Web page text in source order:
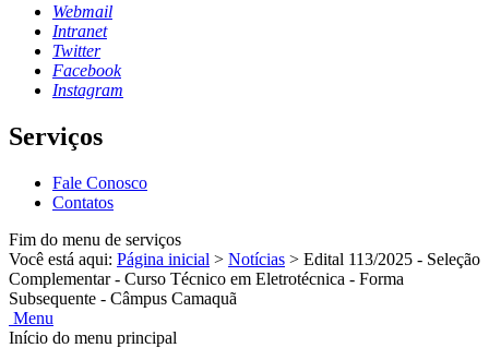
Webmail
Intranet
Twitter
Facebook
Instagram
Serviços
Fale Conosco
Contatos
Fim do menu de serviços
Você está aqui: Página inicial > Notícias > Edital 113/2025 - Seleção
Complementar - Curso Técnico em Eletrotécnica - Forma
Subsequente - Câmpus Camaquã
Menu
Início do menu principal